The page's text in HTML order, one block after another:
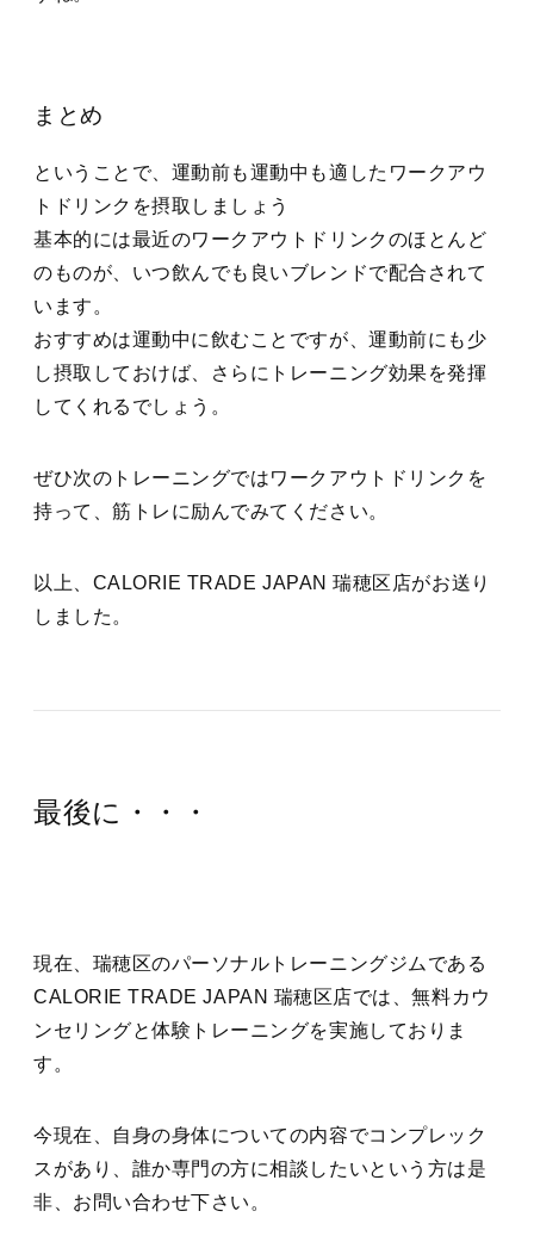
まとめ
ということで、運動前も運動中も適したワークアウ
トドリンクを摂取しましょう
基本的には最近のワークアウトドリンクのほとんど
のものが、いつ飲んでも良いブレンドで配合されて
います。
おすすめは運動中に飲むことですが、運動前にも少
し摂取しておけば、さらにトレーニング効果を発揮
してくれるでしょう。
ぜひ次のトレーニングではワークアウトドリンクを
持って、筋トレに励んでみてください。
以上、CALORIE TRADE JAPAN 瑞穂区店がお送り
しました。
最後に・・・
現在、瑞穂区のパーソナルトレーニングジムである
CALORIE TRADE JAPAN 瑞穂区店では、無料カウ
ンセリングと体験トレーニングを実施しておりま
す。
今現在、自身の身体についての内容でコンプレック
スがあり、誰か専門の方に相談したいという方は是
非、お問い合わせ下さい。